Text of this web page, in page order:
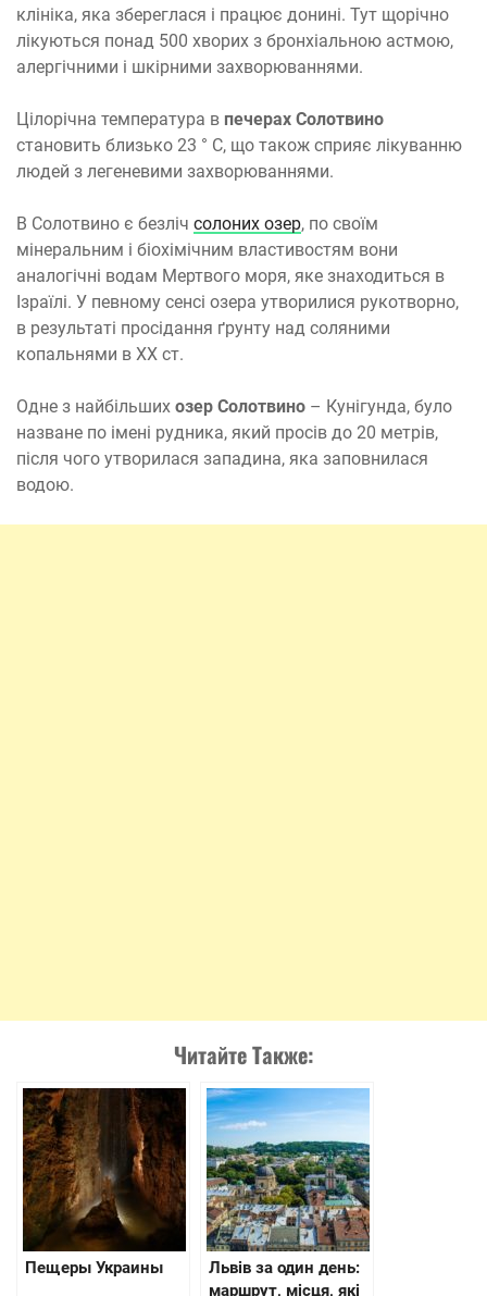
клініка, яка збереглася і працює донині. Тут щорічно
лікуються понад 500 хворих з бронхіальною астмою,
алергічними і шкірними захворюваннями.
Цілорічна температура в печерах Солотвино
становить близько 23 ° C, що також сприяє лікуванню
людей з легеневими захворюваннями.
В Солотвино є безліч солоних озер, по своїм
мінеральним і біохімічним властивостям вони
аналогічні водам Мертвого моря, яке знаходиться в
Ізраїлі. У певному сенсі озера утворилися рукотворно,
в результаті просідання ґрунту над соляними
копальнями в XX ст.
Одне з найбільших озер Солотвино – Кунігунда, було
назване по імені рудника, який просів до 20 метрів,
після чого утворилася западина, яка заповнилася
водою.
Читайте Также:
Пещеры Украины
Львів за один день:
маршрут, місця, які